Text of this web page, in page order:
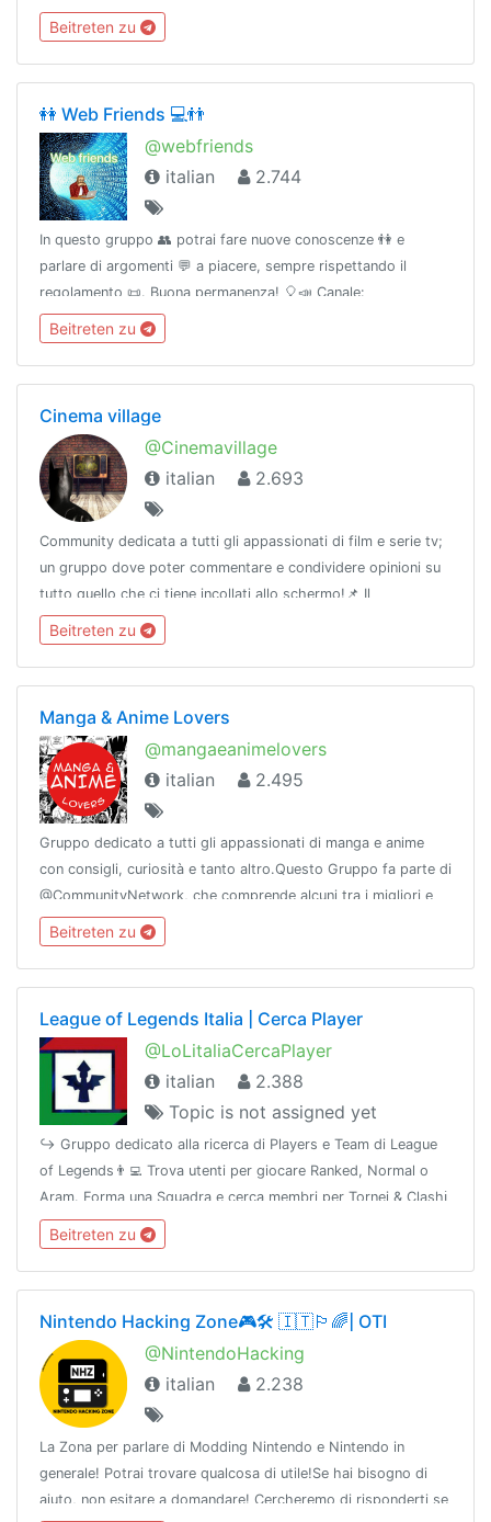
che comprende alcuni tra i migliori e più sicuri Gruppi e Canali
di Telegram.
Beitreten zu
👭 Web Friends 💻👬
@webfriends
italian
2.744
In questo gruppo 👥 potrai fare nuove conoscenze 👫 e
parlare di argomenti 💬 a piacere, sempre rispettando il
regolamento 📜. Buona permanenza! 🎈📣 Canale:
@webfriends_official🆘 Supporto: @WebFriendsSupportBot🖥
Discord: discord.gg/gd78JcN
Beitreten zu
Cinema village
@Cinemavillage
italian
2.693
Community dedicata a tutti gli appassionati di film e serie tv;
un gruppo dove poter commentare e condividere opinioni su
tutto quello che ci tiene incollati allo schermo!📌 Il
regolamento@harryscode📣 I nostri
canali@CinemaTube@Cinemastickers
Beitreten zu
Manga & Anime Lovers
@mangaeanimelovers
italian
2.495
Gruppo dedicato a tutti gli appassionati di manga e anime
con consigli, curiosità e tanto altro.Questo Gruppo fa parte di
@CommunityNetwork, che comprende alcuni tra i migliori e
più sicuri Gruppi e Canali di Telegram.Affiliati con
@OtakusJournal
Beitreten zu
League of Legends Italia | Cerca Player
@LoLitaliaCercaPlayer
italian
2.388
Topic is not assigned yet
↪️ Gruppo dedicato alla ricerca di Players e Team di League
of Legends👨‍💻 Trova utenti per giocare Ranked, Normal o
Aram. Forma una Squadra e cerca membri per Tornei & Clashℹ
fb.com/groups/LeagueofLegendsItaly☢ @TavernaLoLGroup 🌐
@TavernaNetwork
Beitreten zu
Nintendo Hacking Zone🎮🛠 🇮🇹🏳️‍🌈| OTI
@NintendoHacking
italian
2.238
La Zona per parlare di Modding Nintendo e Nintendo in
generale! Potrai trovare qualcosa di utile!Se hai bisogno di
aiuto, non esitare a domandare! Cercheremo di risponderti se